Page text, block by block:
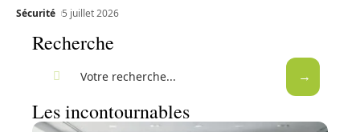
Sécurité 5 juillet 2026
Recherche
Les incontournables